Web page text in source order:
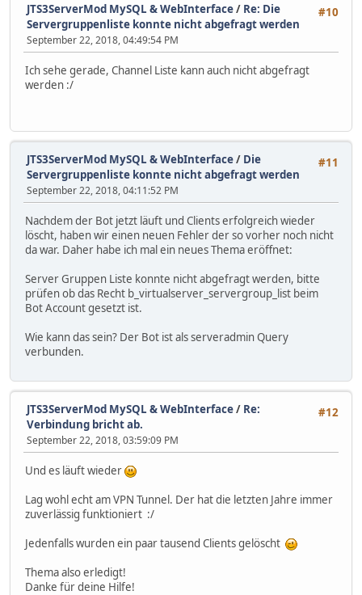
#10
JTS3ServerMod MySQL & WebInterface/ Re: Die
Servergruppenliste konnte nicht abgefragt werden
September 22, 2018, 04:49:54 PM
Ich sehe gerade, Channel Liste kann auch nicht abgefragt
werden :/
#11
JTS3ServerMod MySQL & WebInterface/ Die
Servergruppenliste konnte nicht abgefragt werden
September 22, 2018, 04:11:52 PM
Nachdem der Bot jetzt läuft und Clients erfolgreich wieder
löscht, haben wir einen neuen Fehler der so vorher noch nicht
da war. Daher habe ich mal ein neues Thema eröffnet:
Server Gruppen Liste konnte nicht abgefragt werden, bitte
prüfen ob das Recht b_virtualserver_servergroup_list beim
Bot Account gesetzt ist.
Wie kann das sein? Der Bot ist als serveradmin Query
verbunden.
#12
JTS3ServerMod MySQL & WebInterface/ Re:
Verbindung bricht ab.
September 22, 2018, 03:59:09 PM
Und es läuft wieder
Lag wohl echt am VPN Tunnel. Der hat die letzten Jahre immer
zuverlässig funktioniert :/
Jedenfalls wurden ein paar tausend Clients gelöscht
Thema also erledigt!
Danke für deine Hilfe!